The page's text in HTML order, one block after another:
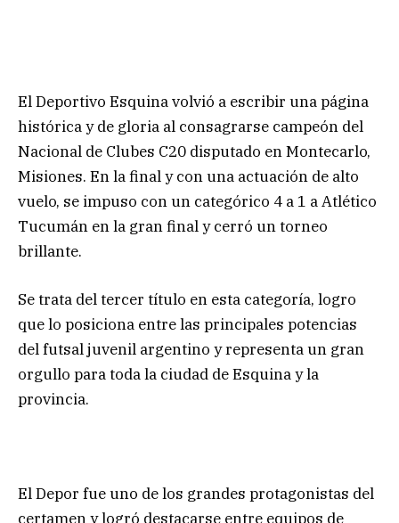
El Deportivo Esquina volvió a escribir una página
histórica y de gloria al consagrarse campeón del
Nacional de Clubes C20 disputado en Montecarlo,
Misiones. En la final y con una actuación de alto
vuelo, se impuso con un categórico 4 a 1 a Atlético
Tucumán en la gran final y cerró un torneo
brillante.
Se trata del tercer título en esta categoría, logro
que lo posiciona entre las principales potencias
del futsal juvenil argentino y representa un gran
orgullo para toda la ciudad de Esquina y la
provincia.
El Depor fue uno de los grandes protagonistas del
certamen y logró destacarse entre equipos de